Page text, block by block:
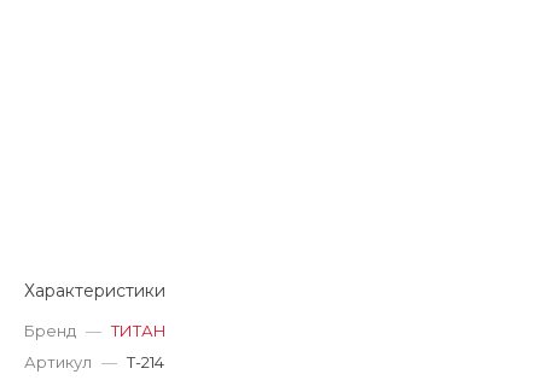
Характеристики
Бренд — ТИТАН
Артикул — T-214